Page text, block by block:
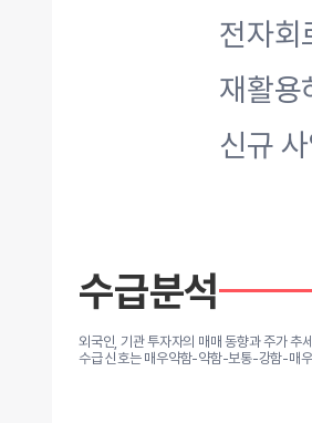
전자회
재활용
신규
수급분석
외국인, 기관 투자자의 매매 동향과 주가 추
수급 신호는 매우약함-약함-보통-강함-매